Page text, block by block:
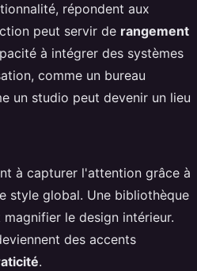
répondent aux
peut servir de rangement
à intégrer des systèmes
comme un bureau
un studio peut devenir un lieu
à capturer l'attention grâce à
style global. Une bibliothèque
le design intérieur.
des accents
.